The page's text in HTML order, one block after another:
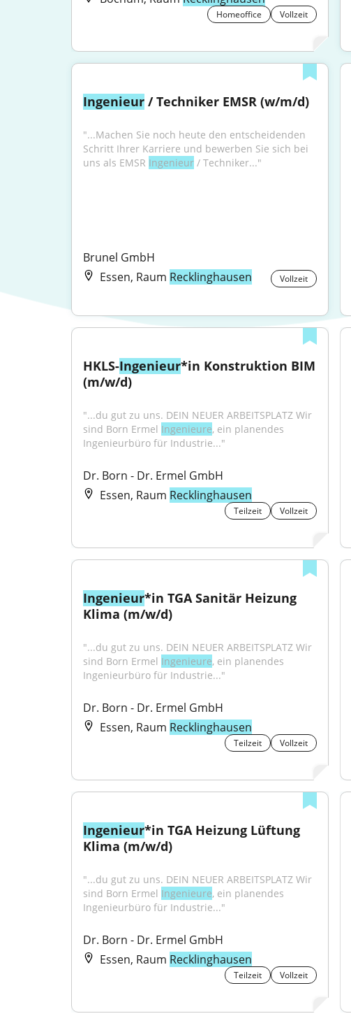
Homeoffice Vollzeit
Ingenieur / Techniker EMSR (w/m/d)
"...Machen Sie noch heute den entscheidenden
Schritt Ihrer Karriere und bewerben Sie sich bei
uns als EMSR Ingenieur / Techniker..."
Brunel GmbH
Essen, Raum Recklinghausen Vollzeit
HKLS-Ingenieur*in Konstruktion BIM
(m/w/d)
"...du gut zu uns. DEIN NEUER ARBEITSPLATZ Wir
sind Born Ermel Ingenieure, ein planendes
Ingenieurbüro für Industrie..."
Dr. Born - Dr. Ermel GmbH
Essen, Raum Recklinghausen
Teilzeit Vollzeit
Ingenieur*in TGA Sanitär Heizung
Klima (m/w/d)
"...du gut zu uns. DEIN NEUER ARBEITSPLATZ Wir
sind Born Ermel Ingenieure, ein planendes
Ingenieurbüro für Industrie..."
Dr. Born - Dr. Ermel GmbH
Essen, Raum Recklinghausen
Teilzeit Vollzeit
Ingenieur*in TGA Heizung Lüftung
Klima (m/w/d)
"...du gut zu uns. DEIN NEUER ARBEITSPLATZ Wir
sind Born Ermel Ingenieure, ein planendes
Ingenieurbüro für Industrie..."
Dr. Born - Dr. Ermel GmbH
Essen, Raum Recklinghausen
Teilzeit Vollzeit